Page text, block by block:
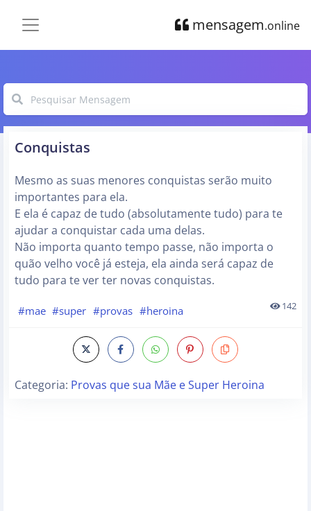
mensagem.online
Conquistas
Mesmo as suas menores conquistas serão muito
importantes para ela.
E ela é capaz de tudo (absolutamente tudo) para te
ajudar a conquistar cada uma delas.
Não importa quanto tempo passe, não importa o
quão velho você já esteja, ela ainda será capaz de
tudo para te ver ter novas conquistas.
#mae #super #provas #heroina 142
Categoria: Provas que sua Mãe e Super Heroina